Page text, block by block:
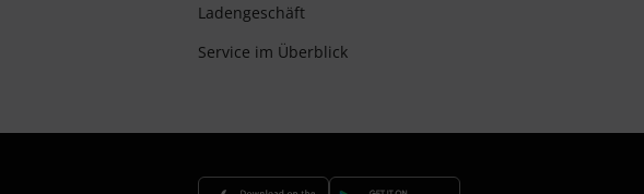
Ladengeschäft
Service im Überblick